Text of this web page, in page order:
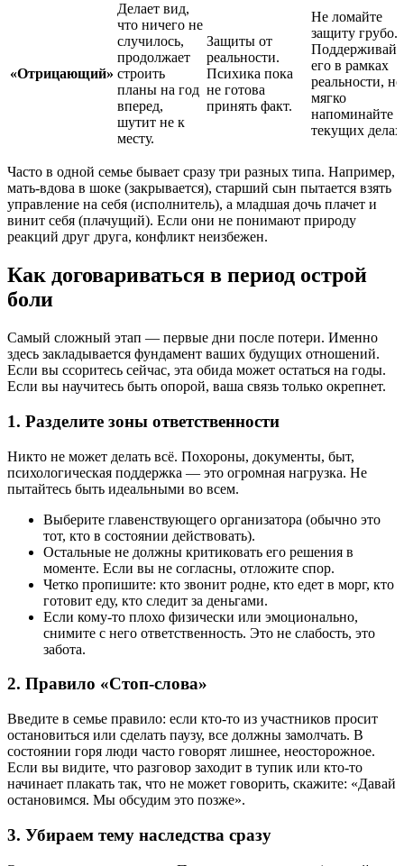
«Отрицающий»
Делает вид,
что ничего не
случилось,
продолжает
строить
планы на год
вперед,
шутит не к
месту.
Защиты от
реальности.
Психика пока
не готова
принять факт.
Не ломайте
защиту грубо.
его в рамках
реальности, но
мягко
напоминайте о
текущих
Часто в одной семье бывает сразу три разных типа. Например,
мать-вдова в шоке (закрывается), старший сын пытается взять
управление на себя (исполнитель), а младшая дочь плачет и
винит себя (плачущий). Если они не понимают природу
реакций друг друга, конфликт неизбежен.
Как договариваться в период острой
боли
Самый сложный этап — первые дни после потери. Именно
здесь закладывается фундамент ваших будущих отношений.
Если вы ссоритесь сейчас, эта обида может остаться на годы.
Если вы научитесь быть опорой, ваша связь только окрепнет.
1. Разделите зоны ответственности
Никто не может делать всё. Похороны, документы, быт,
психологическая поддержка — это огромная нагрузка. Не
пытайтесь быть идеальными во всем.
Выберите главенствующего организатора (обычно это
тот, кто в состоянии действовать).
Остальные не должны критиковать его решения в
моменте. Если вы не согласны, отложите спор.
Четко пропишите: кто звонит родне, кто едет в морг, кто
готовит еду, кто следит за деньгами.
Если кому-то плохо физически или эмоционально,
снимите с него ответственность. Это не слабость, это
забота.
2. Правило «Стоп-слова»
Введите в семье правило: если кто-то из участников просит
остановиться или сделать паузу, все должны замолчать. В
состоянии горя люди часто говорят лишнее, неосторожное.
Если вы видите, что разговор заходит в тупик или кто-то
начинает плакать так, что не может говорить, скажите: «Давай
остановимся. Мы обсудим это позже».
3. Убираем тему наследства сразу